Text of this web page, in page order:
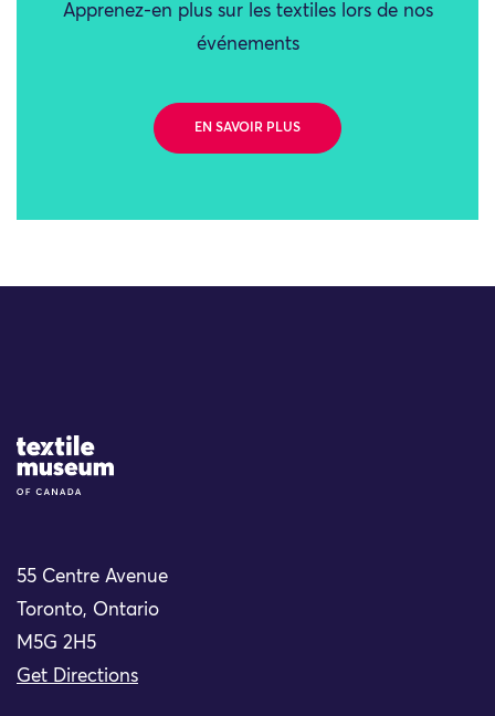
Apprenez-en plus sur les textiles lors de nos
événements
EN SAVOIR PLUS
Site Logo
55 Centre Avenue
Toronto, Ontario
M5G 2H5
Get Directions